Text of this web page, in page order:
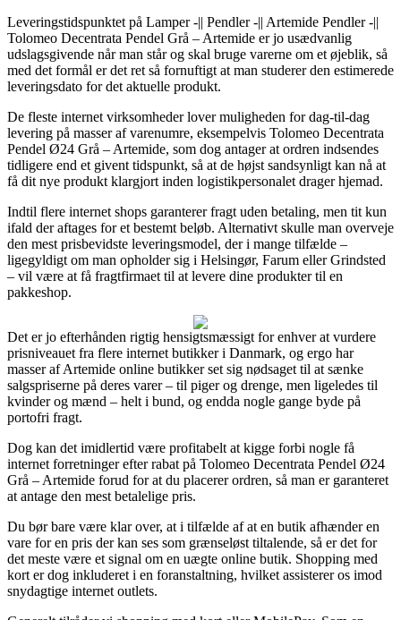
Leveringstidspunktet på Lamper -|| Pendler -|| Artemide Pendler -||
Tolomeo Decentrata Pendel Grå – Artemide er jo usædvanlig
udslagsgivende når man står og skal bruge varerne om et øjeblik, så
med det formål er det ret så fornuftigt at man studerer den estimerede
leveringsdato for det aktuelle produkt.
De fleste internet virksomheder lover muligheden for dag-til-dag
levering på masser af varenumre, eksempelvis Tolomeo Decentrata
Pendel Ø24 Grå – Artemide, som dog antager at ordren indsendes
tidligere end et givent tidspunkt, så at de højst sandsynligt kan nå at
få dit nye produkt klargjort inden logistikpersonalet drager hjemad.
Indtil flere internet shops garanterer fragt uden betaling, men tit kun
ifald der aftages for et bestemt beløb. Alternativt skulle man overveje
den mest prisbevidste leveringsmodel, der i mange tilfælde –
ligegyldigt om man opholder sig i Helsingør, Farum eller Grindsted
– vil være at få fragtfirmaet til at levere dine produkter til en
pakkeshop.
Det er jo efterhånden rigtig hensigtsmæssigt for enhver at vurdere
prisniveauet fra flere internet butikker i Danmark, og ergo har
masser af Artemide online butikker set sig nødsaget til at sænke
salgspriserne på deres varer – til piger og drenge, men ligeledes til
kvinder og mænd – helt i bund, og endda nogle gange byde på
portofri fragt.
Dog kan det imidlertid være profitabelt at kigge forbi nogle få
internet forretninger efter rabat på Tolomeo Decentrata Pendel Ø24
Grå – Artemide forud for at du placerer ordren, så man er garanteret
at antage den mest betalelige pris.
Du bør bare være klar over, at i tilfælde af at en butik afhænder en
vare for en pris der kan ses som grænseløst tiltalende, så er det for
det meste være et signal om en uægte online butik. Shopping med
kort er dog inkluderet i en foranstaltning, hvilket assisterer os imod
snydagtige internet outlets.